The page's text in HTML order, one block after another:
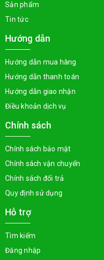
Sản phẩm
Tin tức
Hướng dẫn
Hướng dẫn mua hàng
Hướng dẫn thanh toán
Hướng dẫn giao nhận
Điều khoản dịch vụ
Chính sách
Chính sách bảo mật
Chính sách vận chuyển
Chính sách đổi trả
Quy định sử dụng
Hỗ trợ
Tìm kiếm
Đăng nhập